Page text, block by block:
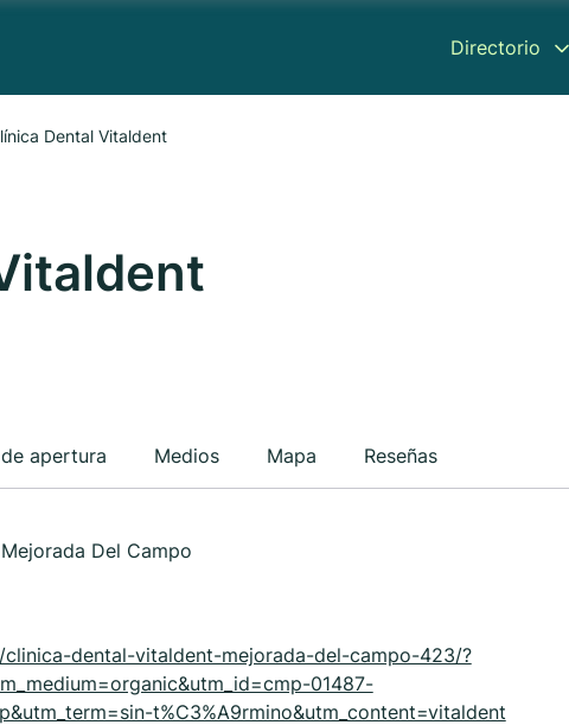
Directorio
Dental Vitaldent
apertura Medios Mapa Reseñas
Del Campo
dental-vitaldent-mejorada-del-campo-423/?
01487-
t%C3%A9rmino&utm_content=vitaldent